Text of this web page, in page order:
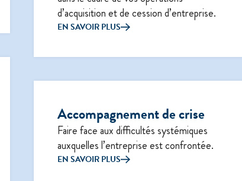
d’acquisition et de cession d’entreprise.
EN SAVOIR PLUS
Accompagnement de crise
Faire face aux difficultés systémiques
auxquelles l’entreprise est confrontée.
EN SAVOIR PLUS